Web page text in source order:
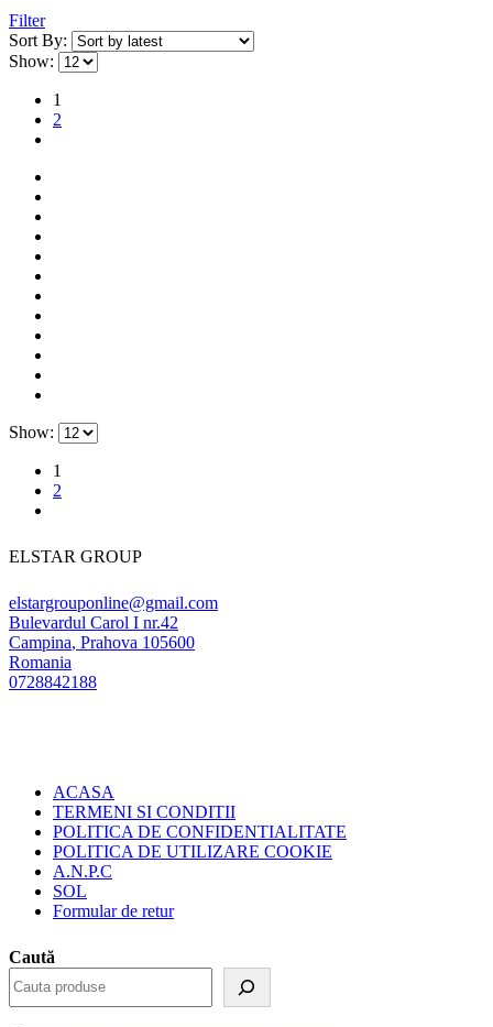
Filter
Sort By:
Show:
1
2
Show:
1
2
ELSTAR GROUP
elstargrouponline@gmail.com
Bulevardul Carol I nr.42
Campina, Prahova 105600
Romania
0728842188
ACASA
TERMENI SI CONDITII
POLITICA DE CONFIDENTIALITATE
POLITICA DE UTILIZARE COOKIE
A.N.P.C
SOL
Formular de retur
Caută